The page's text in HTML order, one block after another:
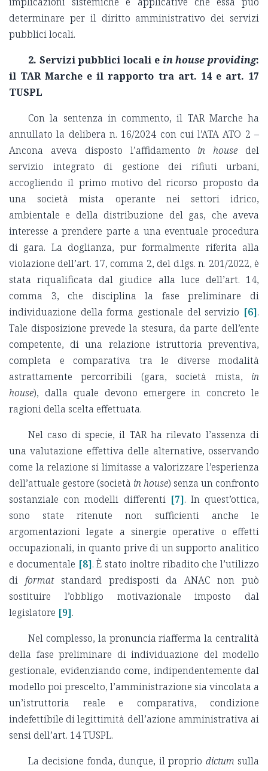
determinare per il diritto amministrativo dei servizi
pubblici locali.
2. Servizi pubblici locali e in house providing:
il TAR Marche e il rapporto tra art. 14 e art. 17
TUSPL
Con la sentenza in commento, il TAR Marche ha
annullato la delibera n. 16/2024 con cui l’ATA ATO 2 –
Ancona aveva disposto l’affidamento in house del
servizio integrato di gestione dei rifiuti urbani,
accogliendo il primo motivo del ricorso proposto da
una società mista operante nei settori idrico,
ambientale e della distribuzione del gas, che aveva
interesse a prendere parte a una eventuale procedura
di gara. La doglianza, pur formalmente riferita alla
violazione dell’art. 17, comma 2, del d.lgs. n. 201/2022, è
stata riqualificata dal giudice alla luce dell’art. 14,
comma 3, che disciplina la fase preliminare di
individuazione della forma gestionale del servizio [6].
Tale disposizione prevede la stesura, da parte dell’ente
competente, di una relazione istruttoria preventiva,
completa e comparativa tra le diverse modalità
astrattamente percorribili (gara, società mista, in
house), dalla quale devono emergere in concreto le
ragioni della scelta effettuata.
Nel caso di specie, il TAR ha rilevato l’assenza di
una valutazione effettiva delle alternative, osservando
come la relazione si limitasse a valorizzare l’esperienza
dell’attuale gestore (società in house) senza un confronto
sostanziale con modelli differenti [7]. In quest’ottica,
sono state ritenute non sufficienti anche le
argomentazioni legate a sinergie operative o effetti
occupazionali, in quanto prive di un supporto analitico
e documentale [8]. È stato inoltre ribadito che l’utilizzo
di formatstandard predisposti da ANAC non può
sostituire l’obbligo motivazionale imposto dal
legislatore [9].
Nel complesso, la pronuncia riafferma la centralità
della fase preliminare di individuazione del modello
gestionale, evidenziando come, indipendentemente dal
modello poi prescelto, l’amministrazione sia vincolata a
un’istruttoria reale e comparativa, condizione
indefettibile di legittimità dell’azione amministrativa ai
sensi dell’art. 14 TUSPL.
La decisione fonda, dunque, il proprio dictum sulla